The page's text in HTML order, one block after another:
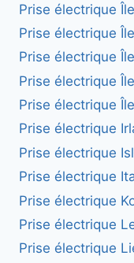
Prise électrique
Prise électrique
Prise électrique
Prise électrique
Prise électrique
Prise électrique
Prise électrique
Prise électrique
Prise électrique
Prise électrique
Prise électrique